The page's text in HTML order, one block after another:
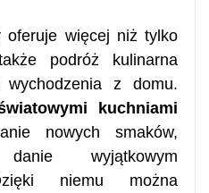
oferuje więcej niż tylko
podróż kulinarna
wychodzenia z domu.
kuchniami
nowych smaków,
wyjątkowym
niemu można